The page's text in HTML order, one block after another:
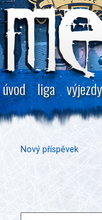
úvod liga výjezdy
Nový příspěvek